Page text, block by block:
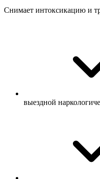
Снимает интоксикацию и
выездной